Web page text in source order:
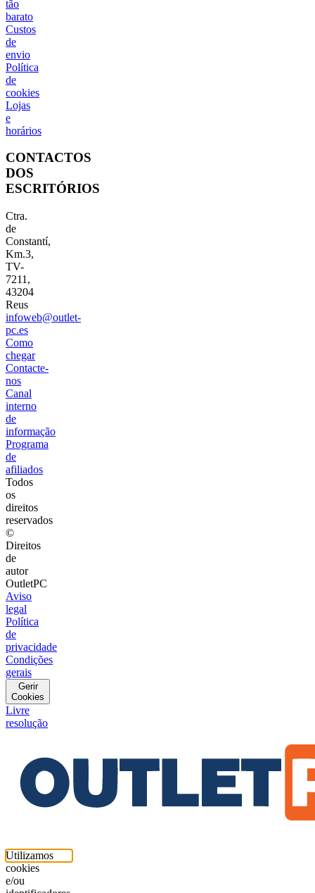
tão
barato
Custos
de
envio
Política
de
cookies
Lojas
e
horários
CONTACTOS
DOS
ESCRITÓRIOS
Ctra.
de
Constantí,
Km.3,
TV-
7211,
43204
Reus
infoweb@outlet-
pc.es
Como
chegar
Contacte-
nos
Canal
interno
de
informação
Programa
de
afiliados
Todos
os
direitos
reservados
©
Direitos
de
autor
OutletPC
Aviso
legal
Política
de
privacidade
Condições
gerais
Gerir
Cookies
Livre
resolução
Utilizamos
cookies
e/ou